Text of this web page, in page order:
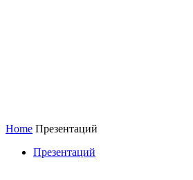
Home Презентаций
Презентаций